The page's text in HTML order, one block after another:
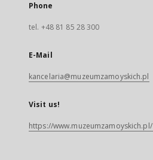
Phone
tel. +48 81 85 28 300
E-Mail
kancelaria@muzeumzamoyskich.pl
Visit us!
https://www.muzeumzamoyskich.pl/